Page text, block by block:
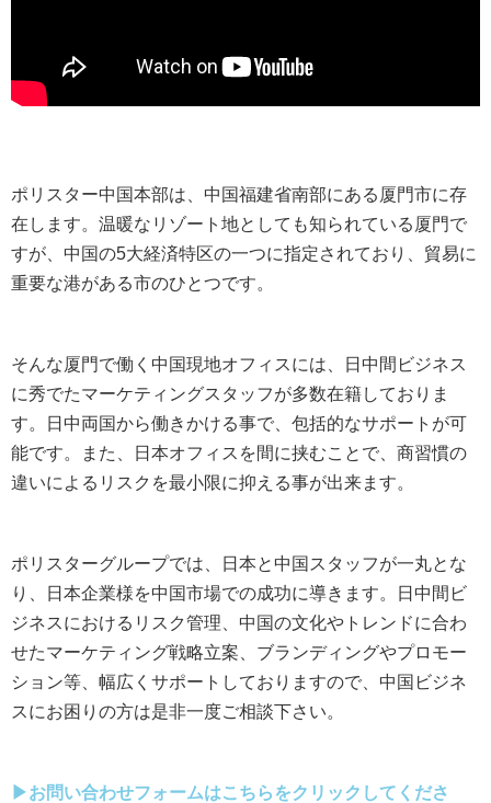
ポリスター中国本部は、中国福建省南部にある厦門市に存
在します。温暖なリゾート地としても知られている厦門で
すが、中国の5大経済特区の一つに指定されており、貿易に
重要な港がある市のひとつです。
そんな厦門で働く中国現地オフィスには、日中間ビジネス
に秀でたマーケティングスタッフが多数在籍しておりま
す。日中両国から働きかける事で、包括的なサポートが可
能です。また、日本オフィスを間に挟むことで、商習慣の
違いによるリスクを最小限に抑える事が出来ます。
ポリスターグループでは、日本と中国スタッフが一丸とな
り、日本企業様を中国市場での成功に導きます。日中間ビ
ジネスにおけるリスク管理、中国の文化やトレンドに合わ
せたマーケティング戦略立案、ブランディングやプロモー
ション等、幅広くサポートしておりますので、中国ビジネ
スにお困りの方は是非一度ご相談下さい。
▶お問い合わせフォームはこちらをクリックしてくださ